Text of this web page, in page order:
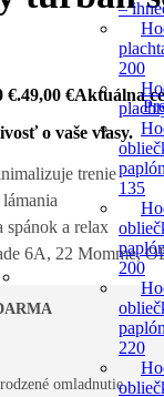
–
200
135
200
220
€.49,00 €Aktuálna
o vaše vlasy.
trenie
spánok a relax
6A, 22 Momme,
omladnutie